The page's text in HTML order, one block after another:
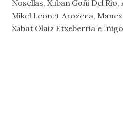
Nosellas, Xuban Goñi Del Rio,
Mikel Leonet Arozena,
Xabat Olaiz Etxeberria e